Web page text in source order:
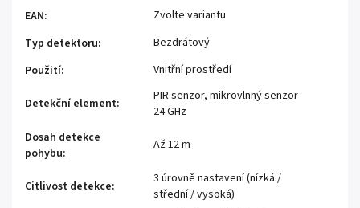
EAN:
Zvolte variantu
Typ detektoru:
Bezdrátový
Použití: Vnitřní prostředí
Detekční element:
PIR senzor, mikrovlnný senzor
24 GHz
Dosah detekce
pohybu:
Až 12 m
Citlivost detekce:
3 úrovně nastavení (nízká /
střední / vysoká)